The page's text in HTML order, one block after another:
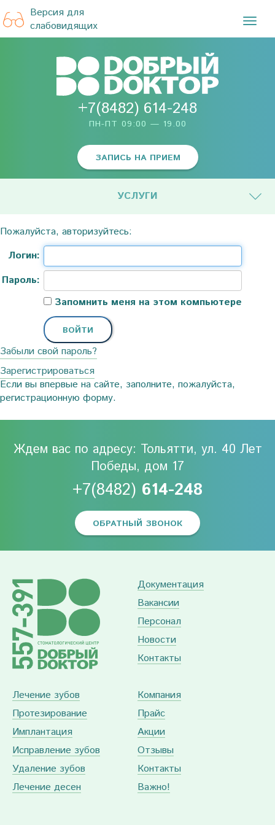
Версия для
слабовидящих
+7(8482) 614-248
ПН-ПТ 09:00 — 19.00
ЗАПИСЬ НА ПРИЕМ
УСЛУГИ
Пожалуйста, авторизуйтесь:
Логин:
Пароль:
Запомнить меня на этом компьютере
Забыли свой пароль?
Зарегистрироваться
Если вы впервые на сайте, заполните, пожалуйста,
регистрационную форму.
Ждем вас по адресу: Тольятти, ул. 40 Лет
Победы, дом 17
+7(8482) 614-248
ОБРАТНЫЙ ЗВОНОК
Документация
Вакансии
Персонал
Новости
Контакты
Лечение зубов
Протезирование
Имплантация
Исправление зубов
Удаление зубов
Лечение десен
Компания
Прайс
Акции
Отзывы
Контакты
Важно!